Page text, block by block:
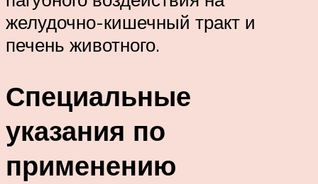
желудочно-кишечный тракт и
печень животного.
Специальные
указания по
применению